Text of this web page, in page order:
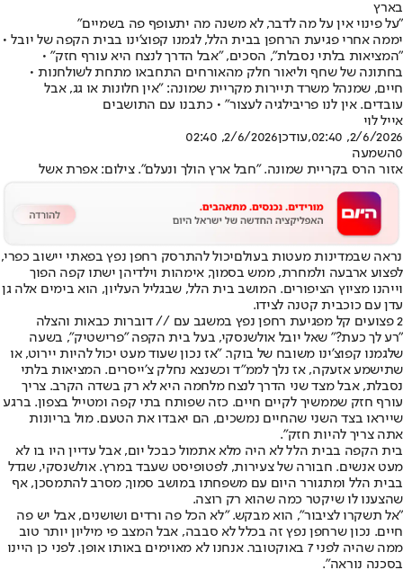
בארץ
"על פינוי אין על מה לדבר, לא משנה מה יתעופף פה בשמיים"
יממה אחרי פגיעת הרחפן בבית הלל, לגמנו קפוצ'ינו בבית הקפה של יובל •
"המציאות בלתי נסבלת", הסכים, "אבל הדרך לנצח היא עורף חזק" •
בחתונה של שחף וליאור חלק מהאורחים התחבאו מתחת לשולחנות •
חיים, שמנהל משרד תיירות מקריית שמונה: "אין חלונות או גג, אבל
עובדים. אין לנו פריבילגיה לעצור" • כתבנו עם התושבים
אייל לוי
2/6/2026, 02:40
,עודכן2/6/2026, 02:40
0השמעה
אזור הרס בקריית שמונה. "חבל ארץ הולך ונעלם". צילום: אפרת אשל
נראה שבמדינות מעטות בעולםיכול להתרסק רחפן נפץ בפאתי יישוב כפרי,
לפצוע ארבעה ולמחרת, ממש בסמוך, אימהות וילדיהן ישתו קפה הפוך
וייהנו מציוץ הציפורים. המושב בית הלל, שבגליל העליון, הוא בימים אלה גן
עדן עם כוכבית קטנה לצידו.
2 פצועים קל מפגיעת רחפן נפץ במשגב עם // דוברות כבאות והצלה
"רע לך כעת?" שאל יובל אולשנסקי, בעל בית הקפה "פרישטיק", בשעה
שלגמנו קפוצ'ינו משובח של בוקר. "אז נכון שעוד מעט יכול להיות יירוט, או
שתישמע אזעקה, אז נלך לממ"ד וכשנצא נחלק צ'ייסרים. המציאות בלתי
נסבלת, אבל מצד שני הדרך לנצח מלחמה היא לא רק בשדה הקרב. צריך
עורף חזק שממשיך לקיים חיים. כזה שפותח בתי קפה ומטייל בצפון. ברגע
שייראו בצד השני שהחיים נמשכים, הם יאבדו את הטעם. מול בריונות
אתה צריך להיות חזק".
בית הקפה בבית הלל לא היה מלא אתמול כבכל יום, אבל עדיין היו בו לא
מעט אנשים. חבורה של צעירות, לפטופיסט שעבד במרץ. אולשנסקי, שגדל
בבית הלל ומתגורר היום עם משפחתו במושב סמוך, מסרב להתמסכן, אף
שהצענו לו שיקטר כמה שהוא רק רוצה.
"אל תשקרו לציבור", הוא מבקש. "לא הכל פה ורדים ושושנים, אבל יש פה
חיים. נכון שרחפן נפץ זה בכלל לא סבבה, אבל המצב פי מיליון יותר טוב
ממה שהיה לפני 7 באוקטובר. אנחנו לא מאוימים באותו אופן. לפני כן היינו
בסכנה נוראה".